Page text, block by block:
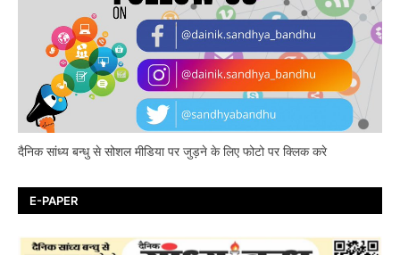
दैनिक सांध्य बन्धु से सोशल मीडिया पर जुड़ने के लिए फोटो पर क्लिक करे
E-PAPER